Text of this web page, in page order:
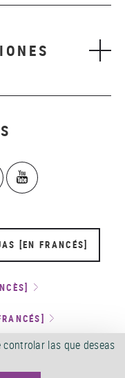
[EN FRANCÉS]
[EN FRANCÉS]
las que deseas